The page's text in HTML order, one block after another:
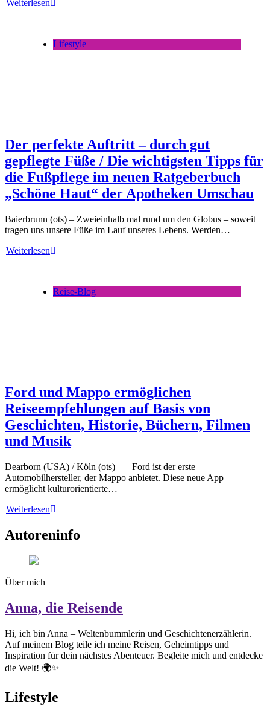
Weiterlesen
Lifestyle
Der perfekte Auftritt – durch gut
gepflegte Füße / Die wichtigsten Tipps für
die Fußpflege im neuen Ratgeberbuch
„Schöne Haut“ der Apotheken Umschau
Baierbrunn (ots) – Zweieinhalb mal rund um den Globus – soweit
tragen uns unsere Füße im Lauf unseres Lebens. Werden…
Weiterlesen
Reise-Blog
Ford und Mappo ermöglichen
Reiseempfehlungen auf Basis von
Geschichten, Historie, Büchern, Filmen
und Musik
Dearborn (USA) / Köln (ots) – – Ford ist der erste
Automobilhersteller, der Mappo anbietet. Diese neue App
ermöglicht kulturorientierte…
Weiterlesen
Autoreninfo
Über mich
Anna, die Reisende
Hi, ich bin Anna – Weltenbummlerin und Geschichtenerzählerin.
Auf meinem Blog teile ich meine Reisen, Geheimtipps und
Inspiration für dein nächstes Abenteuer. Begleite mich und entdecke
die Welt! 🌍✨
Lifestyle